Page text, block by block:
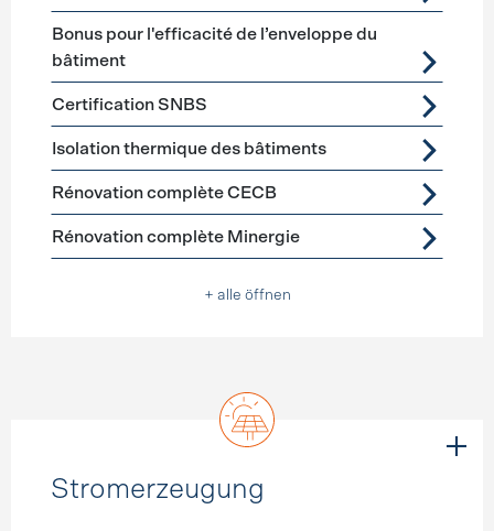
Bonus pour l'efficacité de l’enveloppe du
bâtiment
Certification SNBS
Isolation thermique des bâtiments
Rénovation complète CECB
Rénovation complète Minergie
+ alle öffnen
Stromerzeugung